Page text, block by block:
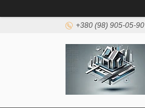
+380 (98) 905-05-90